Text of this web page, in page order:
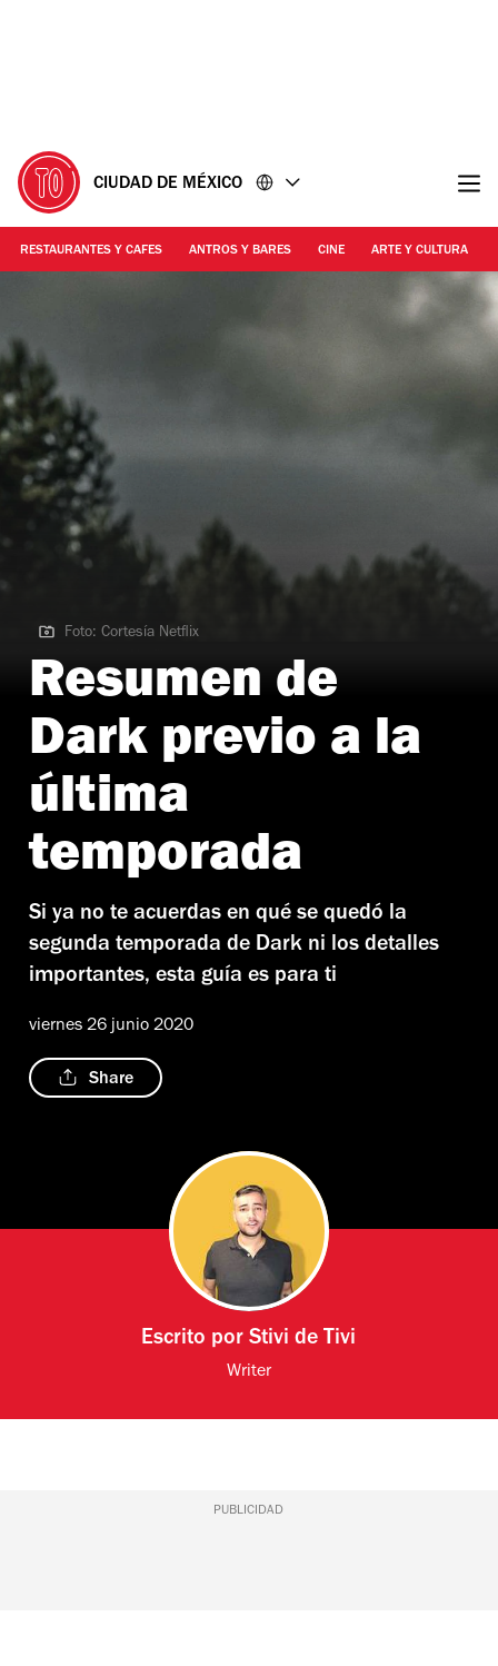
CIUDAD DE MÉXICO
RESTAURANTES Y CAFES ANTROS Y BARES CINE ARTE Y CULTURA
Foto: Cortesía Netflix
Foto: Cortesía Netflix
Resumen de
Dark previo a la
última
temporada
Si ya no te acuerdas en qué se quedó la
segunda temporada de Dark ni los detalles
importantes, esta guía es para ti
viernes 26 junio 2020
Share
Escrito porStivi de Tivi
Writer
PUBLICIDAD